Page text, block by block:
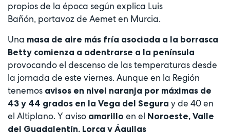
propios de la época según explica Luis
Bañón, portavoz de Aemet en Murcia.
Una masa de aire más fría asociada a la borrasca
Betty comienza a adentrarse a la península
provocando el descenso de las temperaturas desde
la jornada de este viernes. Aunque en la Región
tenemos avisos en nivel naranja por máximas de
43 y 44 grados en la Vega del Segura y de 40 en
el Altiplano. Y aviso amarillo en el Noroeste, Valle
del Guadalentín, Lorca y Águilas